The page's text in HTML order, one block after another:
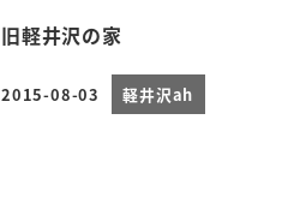
旧軽井沢の家
投稿日
2015-08-03 軽井沢ah